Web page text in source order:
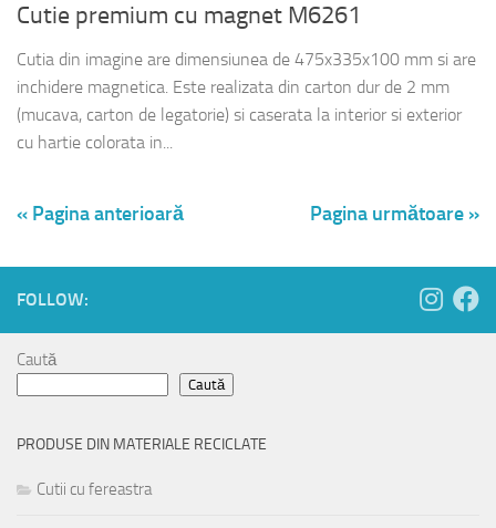
Cutie premium cu magnet M6261
Cutia din imagine are dimensiunea de 475x335x100 mm si are
inchidere magnetica. Este realizata din carton dur de 2 mm
(mucava, carton de legatorie) si caserata la interior si exterior
cu hartie colorata in...
« Pagina anterioară Pagina următoare »
FOLLOW:
Caută
Caută
PRODUSE DIN MATERIALE RECICLATE
Cutii cu fereastra